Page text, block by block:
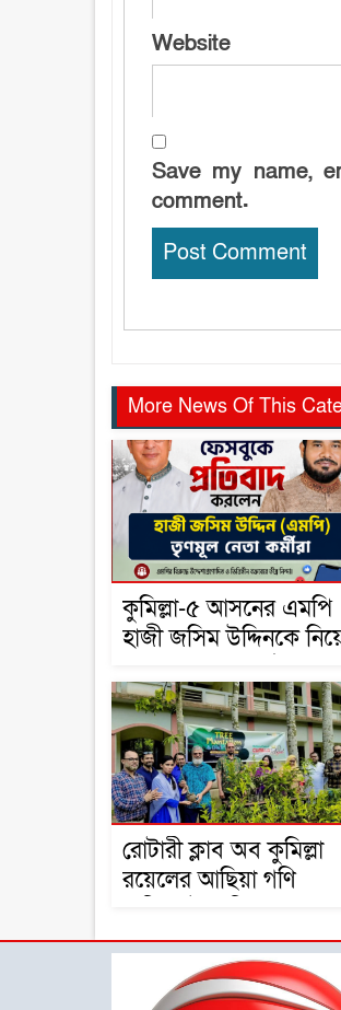
Website
Save my name,
comment.
More News Of This
কুমিল্লা-৫ আসনের এমপি
হাজী জসিম উদ্দিনকে
বক্তব্যে সামাজিক
যোগাযোগমাধ্যমে
রোটারী ক্লাব অব কুমিল্লা
রয়েলের আছিয়া গণি
বৃক্ষরোপন ও বিতরণ